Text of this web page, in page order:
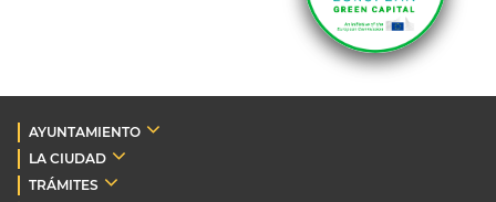
AYUNTAMIENTO
LA CIUDAD
TRÁMITES